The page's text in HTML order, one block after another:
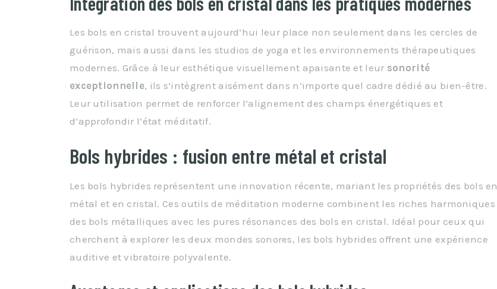
Les bols en cristal trouvent aujourd’hui leur place non seulement dans les cercles de
guérison, mais aussi dans les studios de yoga et les environnements thérapeutiques
modernes. Grâce à leur esthétique visuellement apaisante et leur sonorité
exceptionnelle, ils s’intègrent aisément dans n’importe quel cadre dédié au bien-être.
Leur utilisation permet de renforcer l’alignement des champs énergétiques et
d’approfondir l’état méditatif.
Bols hybrides : fusion entre métal et cristal
Les bols hybrides représentent une innovation récente, mariant les propriétés des bols en
métal et en cristal. Ces outils de méditation moderne combinent les riches harmoniques
des bols métalliques avec les pures résonances des bols en cristal. Idéal pour ceux qui
cherchent à explorer les deux mondes sonores, les bols hybrides offrent une expérience
auditive et vibratoire polyvalente.